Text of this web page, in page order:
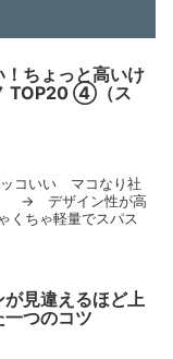
ちょっと高いけ
TOP20 ④（ス
コいい マコなり社
→ デザイン性が高
ゃ軽量でスパス
見違えるほど上
つのコツ